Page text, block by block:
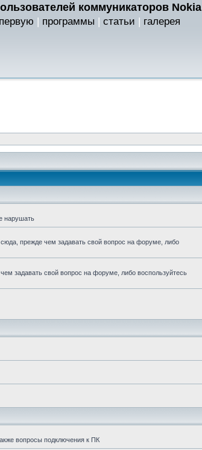
коммуникаторов Nokia
| программы | статьи | галерея
нарушать
прежде чем задавать свой вопрос на форуме, либо
задавать свой вопрос на форуме, либо воспользуйтесь
вопросы подключения к ПК